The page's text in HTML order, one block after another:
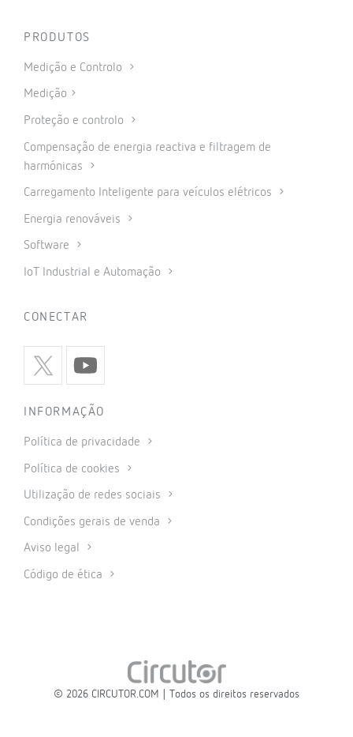
PRODUTOS
Medição e Controlo
Medição
Proteção e controlo
Compensação de energia reactiva e filtragem de
harmónicas
Carregamento Inteligente para veículos elétricos
Energia renováveis
Software
IoT Industrial e Automação
CONECTAR
INFORMAÇÃO
Política de privacidade
Política de cookies
Utilização de redes sociais
Condições gerais de venda
Aviso legal
Código de ética
© 2026 CIRCUTOR.COM | Todos os direitos reservados